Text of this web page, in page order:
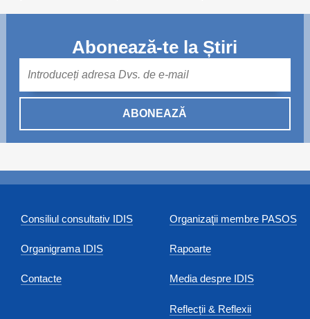
Abonează-te la Știri
ABONEAZĂ
Consiliul consultativ IDIS
Organigrama IDIS
Contacte
Organizaţii membre PASOS
Rapoarte
Media despre IDIS
Reflecții & Reflexii